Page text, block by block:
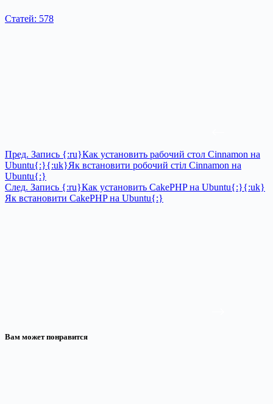
Статей: 578
Пред. Запись {:ru}Как установить рабочий стол Cinnamon на
Ubuntu{:}{:uk}Як встановити робочий стіл Cinnamon на
Ubuntu{:}
След. Запись {:ru}Как установить CakePHP на Ubuntu{:}{:uk}
Як встановити CakePHP на Ubuntu{:}
Вам может понравится